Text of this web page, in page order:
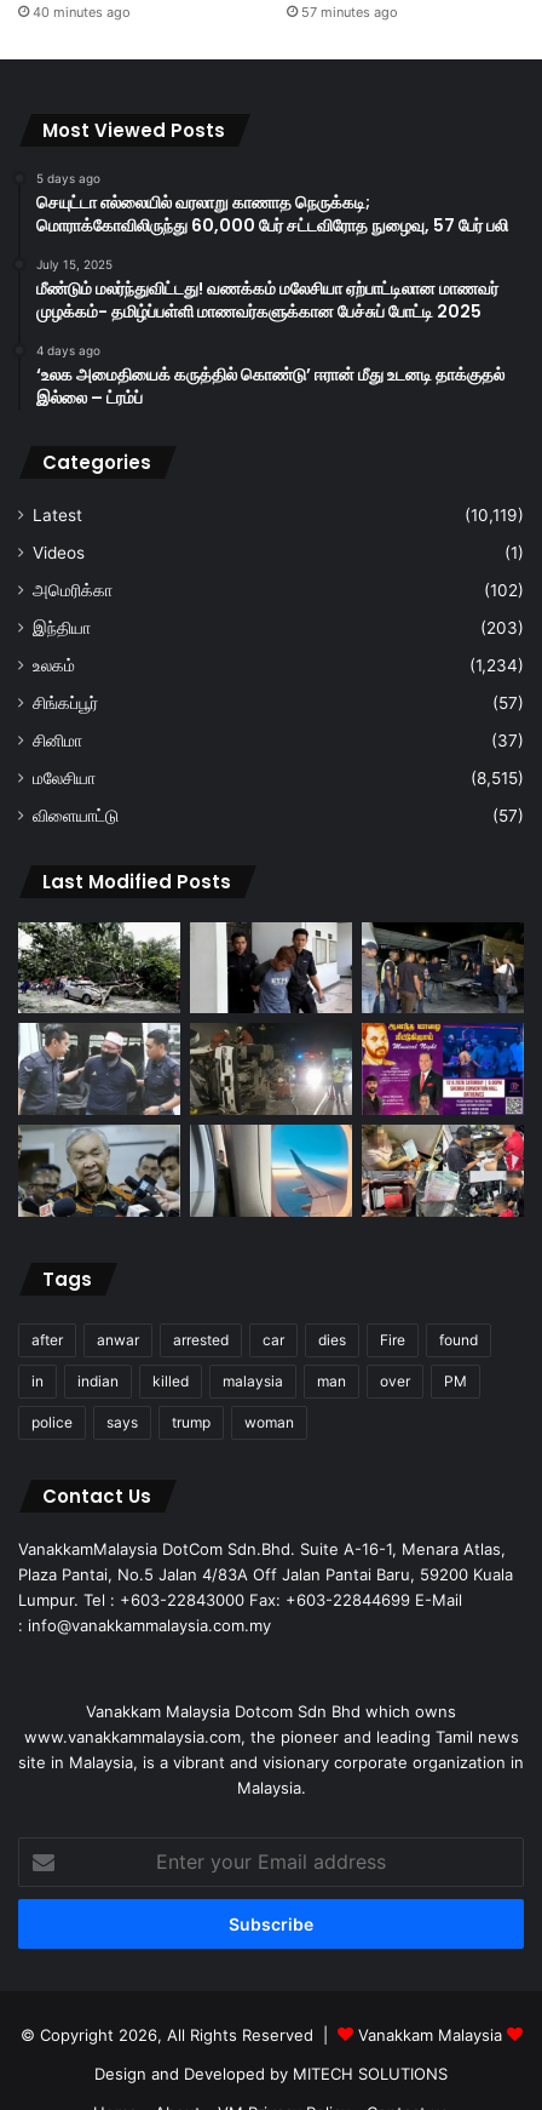
40 minutes ago 57 minutes ago
Most Viewed Posts
5 days ago
செயுட்டா எல்லையில் வரலாறு காணாத நெருக்கடி;
மொராக்கோவிலிருந்து 60,000 பேர் சட்டவிரோத நுழைவு, 57 பேர் பலி
July 15, 2025
மீண்டும் மலர்ந்துவிட்டது! வணக்கம் மலேசியா ஏற்பாட்டிலான மாணவர்
முழக்கம்- தமிழ்ப்பள்ளி மாணவர்களுக்கான பேச்சுப் போட்டி 2025
4 days ago
‘உலக அமைதியைக் கருத்தில் கொண்டு’ ஈரான் மீது உடனடி தாக்குதல்
இல்லை – ட்ரம்ப்
Categories
Latest
(10,119)
Videos
(1)
அமெரிக்கா
(102)
இந்தியா
(203)
உலகம்
(1,234)
சிங்கப்பூர்
(57)
சினிமா
(37)
மலேசியா
(8,515)
விளையாட்டு
(57)
Last Modified Posts
Tags
after anwar arrested car dies Fire found
in indian killed malaysia man over PM
police says trump woman
Contact Us
VanakkamMalaysia DotCom Sdn.Bhd. Suite A-16-1, Menara Atlas,
Plaza Pantai, No.5 Jalan 4/83A Off Jalan Pantai Baru, 59200 Kuala
Lumpur. Tel : +603-22843000 Fax: +603-22844699 E-Mail
: info@vanakkammalaysia.com.my
Vanakkam Malaysia Dotcom Sdn Bhd which owns
www.vanakkammalaysia.com, the pioneer and leading Tamil news
site in Malaysia, is a vibrant and visionary corporate organization in
Malaysia.
your
Email
© Copyright 2026, All Rights Reserved |
Vanakkam Malaysia
Design and Developed by MITECH SOLUTIONS